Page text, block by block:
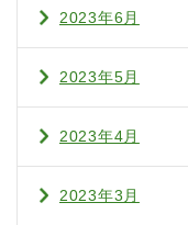
2023年6月
2023年5月
2023年4月
2023年3月